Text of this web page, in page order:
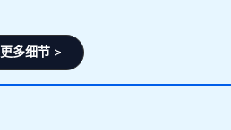
更多细节 >